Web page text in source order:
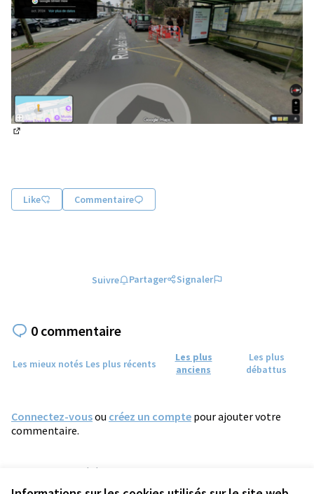
Like Commentaire
Suivre Partager Signaler
0 commentaire
Les mieux notés Les plus récents
Les plus
anciens
Les plus
débattus
Connectez-vousou créez un compte pour ajouter votre
commentaire.
Référence : tours-PROP-2025-09-2421
voir les autres versions